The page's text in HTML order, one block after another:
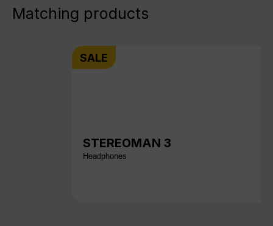
Matching products
SALE
STEREOMAN 3
Headphones